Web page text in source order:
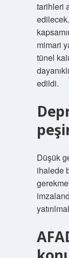
tarihleri
mimari
tünel
edildi.
Düşük
ihalede